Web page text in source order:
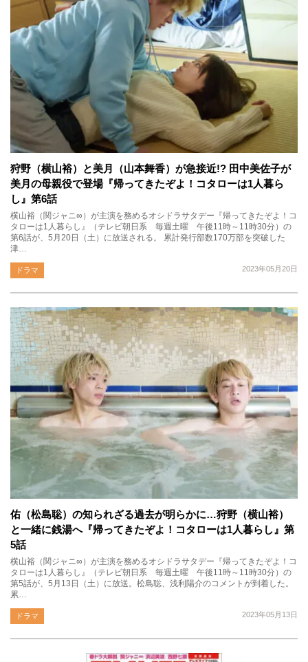
狩野（横山裕）と美月（山本舞香）が急接近!? 田中美佐子が
美月の母親役で登場『帰ってきたぞよ！コタローは1人暮ら
し』第6話
横山裕（関ジャニ∞）が主演を務めるオシドラサタデー『帰ってきたぞよ！コ
タローは1人暮らし』（テレビ朝日系 毎週土曜 午後11時～11時30分）の
第6話が、5月20日（土）に放送される。 累計発行部数170万部を突破した
津…
2023年05月20日
ドラマ
佑（松島聡）の知られざる過去が明らかに…狩野（横山裕）
と一緒に銭湯へ『帰ってきたぞよ！コタローは1人暮らし』第
5話
横山裕（関ジャニ∞）が主演を務めるオシドラサタデー『帰ってきたぞよ！コ
タローは1人暮らし』（テレビ朝日系 毎週土曜 午後11時～11時30分）の
第5話が、5月13日（土）に放送。松島聡、浅利陽介のコメントが到着した。
累…
2023年05月13日
ドラマ